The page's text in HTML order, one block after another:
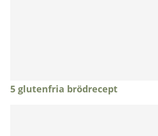
5 glutenfria brödrecept